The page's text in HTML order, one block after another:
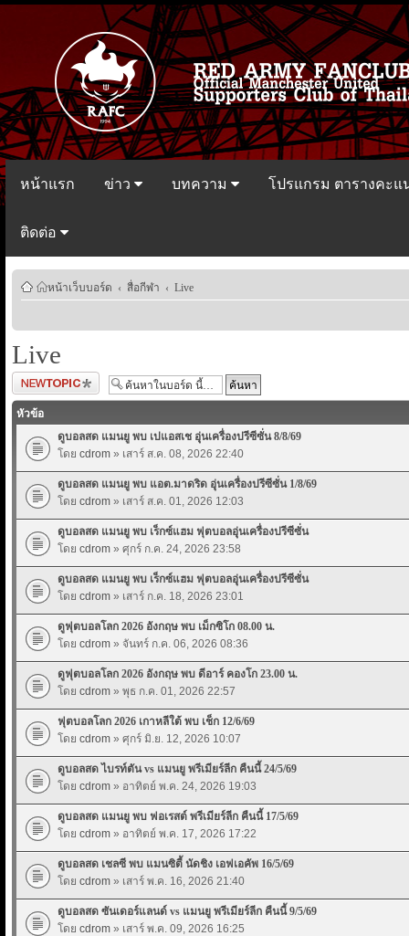
หน้าแรก ข่าว บทความ โปรแกรม ตารางคะ
ติดต่อ
หน้าเว็บบอร์ด ‹ สื่อกีฬา ‹ Live
Live
ตั้งกระทู้ใหม่
หัวข้อ
ดูบอลสด แมนยู พบ เปแอสเช อุุ่นเครื่องปรีซีซั่น 8/8/69
โดย cdrom » เสาร์ ส.ค. 08, 2026 22:40
ดูบอลสด แมนยู พบ แอต.มาดริด อุุ่นเครื่องปรีซีซั่น 1/8/69
โดย cdrom » เสาร์ ส.ค. 01, 2026 12:03
ดูบอลสด แมนยู พบ เร็กซ์แฮม ฟุตบอลอุุ่นเครื่องปรีซีซั่น
โดย cdrom » ศุกร์ ก.ค. 24, 2026 23:58
ดูบอลสด แมนยู พบ เร็กซ์แฮม ฟุตบอลอุุ่นเครื่องปรีซีซั่น
โดย cdrom » เสาร์ ก.ค. 18, 2026 23:01
ดูฟุตบอลโลก 2026 อังกฤษ พบ เม็กซิโก 08.00 น.
โดย cdrom » จันทร์ ก.ค. 06, 2026 08:36
ดูฟุตบอลโลก 2026 อังกฤษ พบ ดีอาร์ คองโก 23.00 น.
โดย cdrom » พุธ ก.ค. 01, 2026 22:57
ฟุตบอลโลก 2026 เกาหลีใต้ พบ เช็ก 12/6/69
โดย cdrom » ศุกร์ มิ.ย. 12, 2026 10:07
ดูบอลสด ไบรท์ตัน vs แมนยู พรีเมียร์ลีก คืนนี้ 24/5/69
โดย cdrom » อาทิตย์ พ.ค. 24, 2026 19:03
ดูบอลสด แมนยู พบ ฟอเรสต์ พรีเมียร์ลีก คืนนี้ 17/5/69
โดย cdrom » อาทิตย์ พ.ค. 17, 2026 17:22
ดูบอลสด เชลซี พบ แมนซิตี้ นัดชิง เอฟเอคัพ 16/5/69
โดย cdrom » เสาร์ พ.ค. 16, 2026 21:40
ดูบอลสด ซันเดอร์แลนด์ vs แมนยู พรีเมียร์ลีก คืนนี้ 9/5/69
โดย cdrom » เสาร์ พ.ค. 09, 2026 16:25